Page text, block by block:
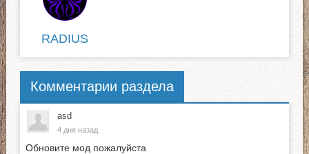
RADIUS
Комментарии раздела
asd
4 дня назад
Обновите мод пожалуйста